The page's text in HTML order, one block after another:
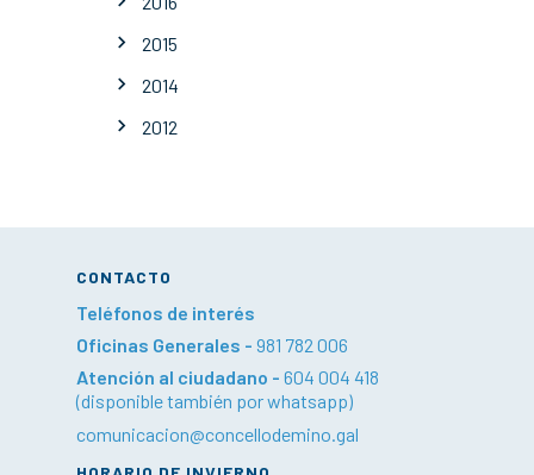
2015
2014
2012
CONTACTO
Teléfonos de interés
Oficinas Generales - 981 782 006
Atención al ciudadano - 604 004 418
(disponible también por whatsapp)
comunicacion@concellodemino.gal